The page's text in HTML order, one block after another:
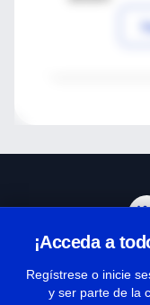
¡Acceda a
Regístrese o inicie
y ser parte de la